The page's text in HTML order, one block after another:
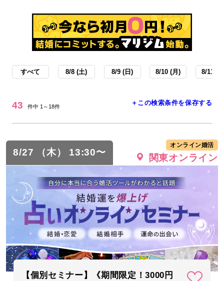
すべて 8/8 (土) 8/9 (日) 8/10 (月) 8/11 (
43 件中 1～18件 ＋この検索条件を保存する
8/27 （木） 13:30〜
オンライン婚活
関東オンライン
【個別セミナー】《期間限定！3000円